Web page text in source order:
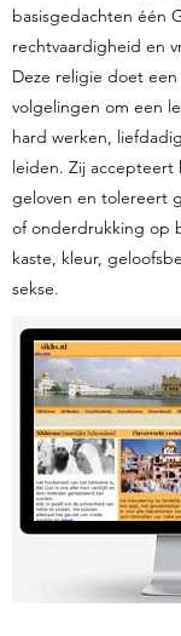
basisgedachten één
rechtvaardigheid en
Deze religie doet
volgelingen om een
hard werken,
leiden. Zij accepteert
geloven en tolereert
of onderdrukking op
kaste, kleur,
sekse.